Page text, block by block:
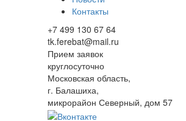
Контакты
+7 499 130 67 64
tk.ferebat@mail.ru
Прием заявок
круглосуточно
Московская область,
г. Балашиха,
микрорайон Северный, дом 57